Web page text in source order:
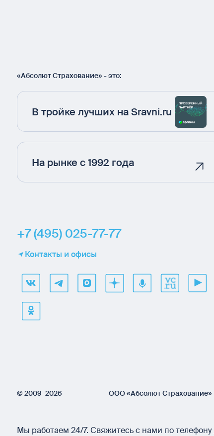
«Абсолют Страхование» - это:
В тройке лучших на Sravni.ru
На рынке с 1992 года
+7 (495) 025-77-77
Контакты и офисы
© 2009–2026 ООО «Абсолют Страхование»
Мы работаем 24/7. Свяжитесь с нами по телефону